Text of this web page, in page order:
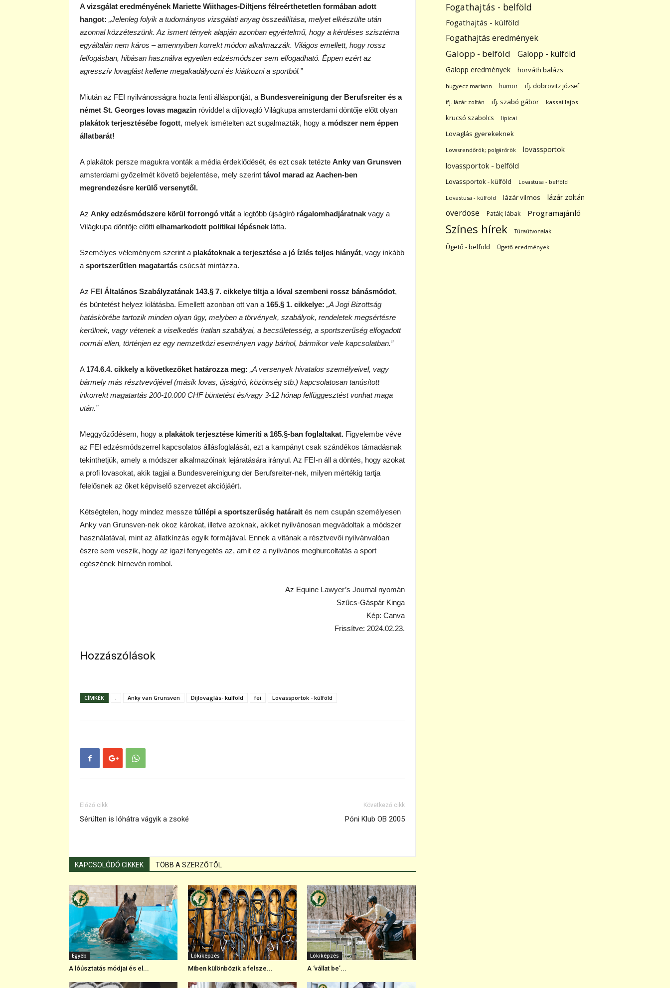
A vizsgálat eredményének Mariette Wiithages-Diltjens félreérthetetlen formában adott
hangot: „Jelenleg folyik a tudományos vizsgálati anyag összeállítása, melyet elkészülte után
azonnal közzéteszünk. Az ismert tények alapján azonban egyértelmű, hogy a kérdéses szisztéma
egyáltalán nem káros – amennyiben korrekt módon alkalmazzák. Világos emellett, hogy rossz
felfogásban, hibásan használva egyetlen edzésmódszer sem elfogadható. Éppen ezért az
agresszív lovaglást kellene megakadályozni és kiátkozni a sportból.”
Miután az FEI nyilvánosságra hozta fenti álláspontját, a Bundesvereinigung der Berufsreiter és a
német St. Georges lovas magazin röviddel a díjlovagló Világkupa amsterdami döntője előtt olyan
plakátok terjesztésébe fogott, melyek ismételten azt sugalmazták, hogy a módszer nem éppen
állatbarát!
A plakátok persze magukra vonták a média érdeklődését, és ezt csak tetézte Anky van Grunsven
amsterdami győzelmét követő bejelentése, mely szerint távol marad az Aachen-ben
megrendezésre kerülő versenytől.
Az Anky edzésmódszere körül forrongó vitát a legtöbb újságíró rágalomhadjáratnak vagy a
Világkupa döntője előtti elhamarkodott politikai lépésnek látta.
Személyes véleményem szerint a plakátoknak a terjesztése a jó ízlés teljes hiányát, vagy inkább
a sportszerűtlen magatartás csúcsát mintázza.
Az FEI Általános Szabályzatának 143.§ 7. cikkelye tiltja a lóval szembeni rossz bánásmódot,
és büntetést helyez kilátásba. Emellett azonban ott van a 165.§ 1. cikkelye: „A Jogi Bizottság
hatáskörébe tartozik minden olyan ügy, melyben a törvények, szabályok, rendeletek megsértésre
kerülnek, vagy vétenek a viselkedés íratlan szabályai, a becsületesség, a sportszerűség elfogadott
normái ellen, történjen ez egy nemzetközi eseményen vagy bárhol, bármikor vele kapcsolatban.”
A 174.6.4. cikkely a következőket határozza meg: „A versenyek hivatalos személyeivel, vagy
bármely más résztvevőjével (másik lovas, újságíró, közönség stb.) kapcsolatosan tanúsított
inkorrekt magatartás 200-10.000 CHF büntetést és/vagy 3-12 hónap felfüggesztést vonhat maga
után.”
Meggyőződésem, hogy a plakátok terjesztése kimeríti a 165.§-ban foglaltakat. Figyelembe véve
az FEI edzésmódszerrel kapcsolatos állásfoglalását, ezt a kampányt csak szándékos támadásnak
tekinthetjük, amely a módszer alkalmazóinak lejáratására irányul. Az FEI-n áll a döntés, hogy azokat
a profi lovasokat, akik tagjai a Bundesvereinigung der Berufsreiter-nek, milyen mértékig tartja
felelősnek az őket képviselő szervezet akciójáért.
Kétségtelen, hogy mindez messze túllépi a sportszerűség határait és nem csupán személyesen
Anky van Grunsven-nek okoz károkat, illetve azoknak, akiket nyilvánosan megvádoltak a módszer
használatával, mint az állatkínzás egyik formájával. Ennek a vitának a résztvevői nyilvánvalóan
észre sem veszik, hogy az igazi fenyegetés az, amit ez a nyilvános meghurcoltatás a sport
egészének hírnevén rombol.
Az Equine Lawyer’s Journal nyomán
Szűcs-Gáspár Kinga
Kép: Canva
Frissítve: 2024.02.23.
Hozzászólások
CÍMKÉK . Anky van Grunsven Díjlovaglás- külföld fei Lovassportok - külföld
Előző cikk
Sérülten is lóhátra vágyik a zsoké
Következő cikk
Póni Klub OB 2005
KAPCSOLÓDÓ CIKKEK TÖBB A SZERZŐTŐL
Egyéb
A lóúsztatás módjai és el...
Lókiképzés
Miben különbözik a felsze...
Lókiképzés
A ‘vállat be’...
Fogathajtás - belföld
Fogathajtás - külföld
Fogathajtás eredmények
Galopp - belföld Galopp - külföld
Galopp eredmények horváth balázs
hugyecz mariann humor ifj. dobrovitz józsef
ifj. lázár zoltán ifj. szabó gábor kassai lajos
krucsó szabolcs lipicai
Lovaglás gyerekeknek
Lovasrendőrök; polgárőrök
lovassportok
lovassportok - belföld
Lovassportok - külföld Lovastusa - belföld
Lovastusa - külföld lázár vilmos lázár zoltán
overdose Paták; lábak Programajánló
Színes hírek Túraútvonalak
Ügető - belföld Ügető eredmények